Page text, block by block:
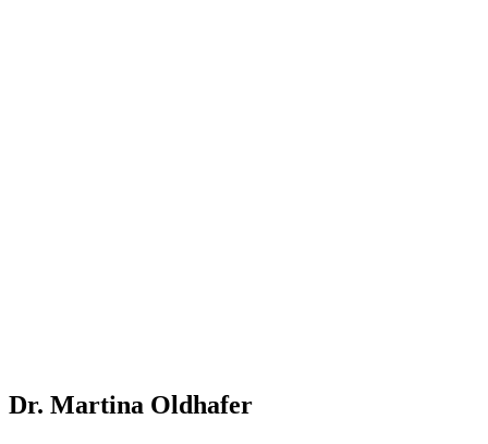
Dr. Martina Oldhafer